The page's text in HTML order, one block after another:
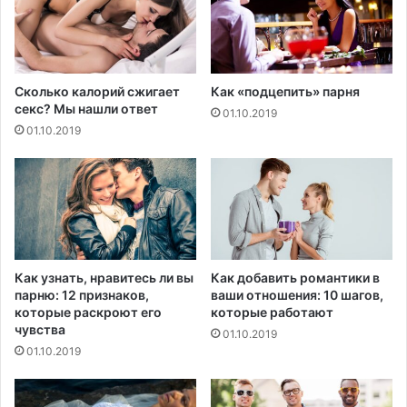
т
ы
р
н
о
с
у
т
с
т
в
и
б
о
и
у
п
ц
и
Сколько калорий сжигает
секс? Мы нашли ответ
01.10.2019
Как «подцепить» парня
01.10.2019
Как узнать, нравитесь ли вы
парню: 12 признаков,
которые раскроют его
чувства
01.10.2019
Как добавить романтики в
ваши отношения: 10 шагов,
которые работают
01.10.2019